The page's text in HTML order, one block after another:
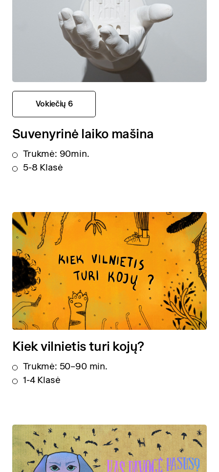
Vokiečių 6
Suvenyrinė laiko mašina
Trukmė: 90min.
5-8 Klasė
Kiek vilnietis turi kojų?
Trukmė: 50–90 min.
1-4 Klasė